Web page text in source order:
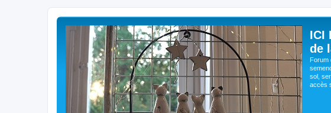
ICI
de
Forum
sol,
accès